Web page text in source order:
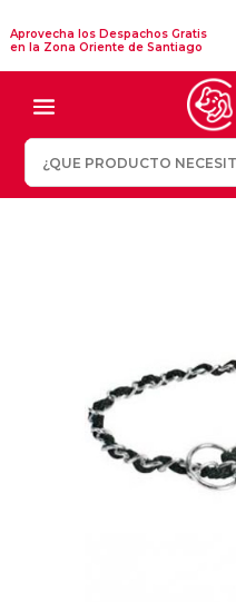
Aprovecha los Despachos Gratis
en la Zona Oriente de Santiago